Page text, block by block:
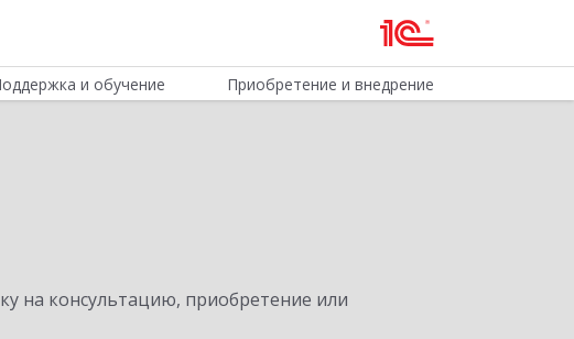
и обучение Приобретение и внедрение
на консультацию, приобретение или